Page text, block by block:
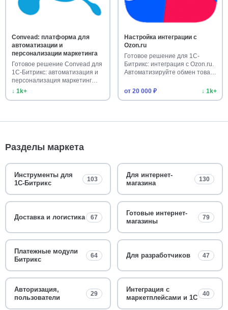
Convead: платформа для
автоматизации и
персонализации маркетинга
Готовое решение Convead для
1С-Битрикс: автоматизация и
персонализация маркетинг…
↓ 1k+
Настройка интеграции с
Ozon.ru
Готовое решение для 1С-
Битрикс: интеграция с Ozon.ru.
Автоматизируйте обмен това…
от 20 000 ₽ ↓ 1k+
Разделы маркета
Инструменты для
1С-Битрикс
103
Для интернет-
магазина
130
Доставка и логистика 67
Готовые интернет-
магазины
79
Платежные модули
Битрикс
64 Для разработчиков 47
Авторизация,
пользователи
29
Интеграция с
маркетплейсами и 1С
40